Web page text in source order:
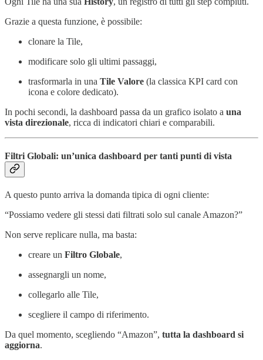
Grazie a questa funzione, è possibile:
clonare la Tile,
modificare solo gli ultimi passaggi,
trasformarla in una Tile Valore (la classica KPI card con
icona e colore dedicato).
In pochi secondi, la dashboard passa da un grafico isolato a una
vista direzionale, ricca di indicatori chiari e comparabili.
Filtri Globali: un’unica dashboard per tanti punti di vista
A questo punto arriva la domanda tipica di ogni cliente:
“Possiamo vedere gli stessi dati filtrati solo sul canale Amazon?”
Non serve replicare nulla, ma basta:
creare un Filtro Globale,
assegnargli un nome,
collegarlo alle Tile,
scegliere il campo di riferimento.
Da quel momento, scegliendo “Amazon”, tutta la dashboard si
aggiorna.